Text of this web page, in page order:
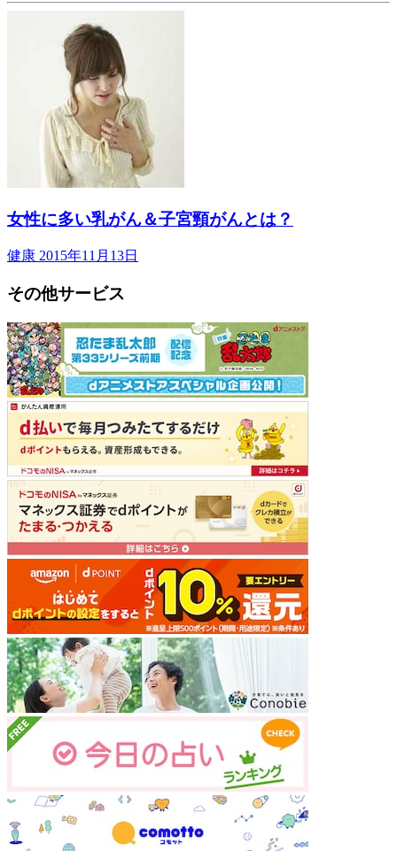
女性に多い乳がん＆子宮頸がんとは？
健康 2015年11月13日
その他サービス